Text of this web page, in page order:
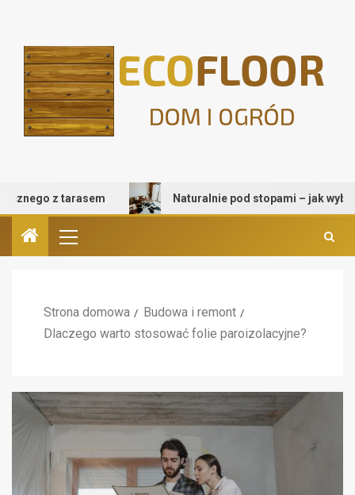
z tarasem Naturalnie pod stopami – jak wybrać
Strona domowa
Budowa i remont
Dlaczego warto stosować folie paroizolacyjne?